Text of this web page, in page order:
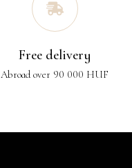
Free delivery
Abroad over 90 000 HUF